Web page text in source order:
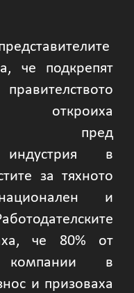
че подкрепят
пред
индустрия в
за тяхното
и
че 80% от
компании в
и призоваха